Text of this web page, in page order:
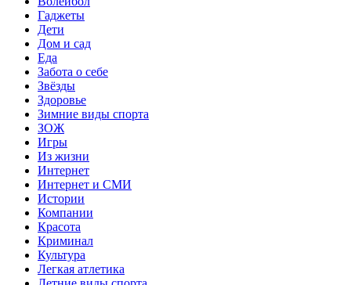
Гаджеты
Дети
Дом и сад
Еда
Забота о себе
Звёзды
Здоровье
Зимние виды спорта
ЗОЖ
Игры
Из жизни
Интернет
Интернет и СМИ
Истории
Компании
Красота
Криминал
Культура
Легкая атлетика